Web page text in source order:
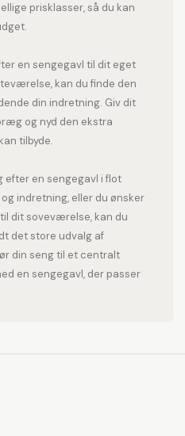
prisklasser, så du kan
en sengegavl til dit eget
kan du finde den
din indretning. Giv dit
og nyd den ekstra
tilbyde.
efter en sengegavl i flot
indretning, eller du ønsker
dit soveværelse, kan du
det store udvalg af
din seng til et centralt
en sengegavl, der passer